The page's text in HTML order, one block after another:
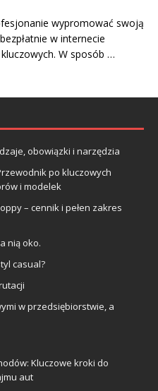
wypromować swoją
w internecie
W sposób …
obowiązki i narzędzia
po kluczowych
i modelek
– cennik i pełen zakres
nią oko.
casual?
w przedsiębiorstwie, a
Kluczowe kroki do
aut